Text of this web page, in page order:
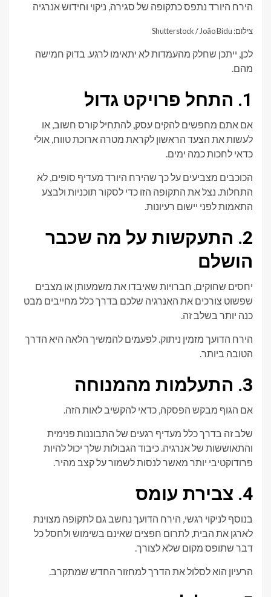
הירח היורד נתפס כתקופה של סגירה, ניקוי וחידוש אנרגיה
צילום: Shutterstock / João Bidu
לכן, ייתכן שחלק מהעמדות לא יתאימו לרגע. בדוק חמישה
מהם.
1. התחל פרויקט גדול
אם אתם מחפשים להקים עסק, להתחיל קורס חשוב, או
לעשות את הצעד הראשון לקראת מטרה ארוכת טווח, אולי
כדאי לחכות כמה ימים.
הכוכבים מצביעים על כך שהירח היורד מעדיף סופים, לא
התחלות. נצל את התקופה הזו כדי לסקור תוכניות ולבצע
התאמות לפני יישום רעיונות.
2. התעקשות על מה שכבר
הושלם
יחסים שחוקים, חברויות שאיבדו את משמעותן או מצבים
שפשוט צורכים את האנרגיה שלכם בדרך כלל מחייבים מבט
כנה יותר בשלב זה.
הירח הדועך מזמין ניתוק. לפעמים להמשיך הלאה היא הדרך
הטובה ביותר.
3. התעלמות מהמנוחה
אם הגוף מבקש הפסקה, כדאי להקשיב לאות הזה.
שלב זה בדרך כלל מעדיף רגעים של התבוננות פנימית
והתאוששות של אנרגיה. כיבוד הגבולות שלך יכול להיות
פרודוקטיבי יותר מאשר לנסות לשמור על קצב מהיר.
4. צבירת עומס
בנוסף לניקוי רגשי, הירח הדועך נחשב גם לתקופה מצוינת
לארגן את הבית, לתרום חפצים שאינם בשימוש ולחסל כל
דבר שתופס מקום שלא לצורך.
הרעיון הוא לסלול את הדרך למחזור החדש שמתקרב.